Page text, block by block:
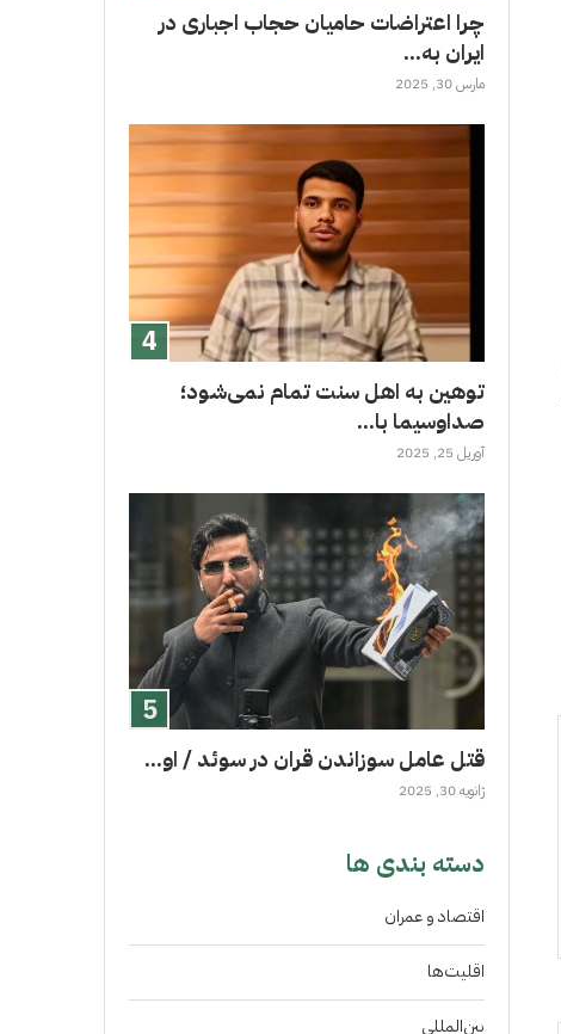
چرا اعتراضات حامیان حجاب اجباری در
ایران به...
مارس 30, 2025
توهین به اهل سنت تمام نمی‌شود؛
صداوسیما با...
آوریل 25, 2025
قتل عامل سوزاندن قران در سوئد / او...
ژانویه 30, 2025
دسته بندی ها
اقتصاد و عمران
اقلیت‌ها
بین‌المللی